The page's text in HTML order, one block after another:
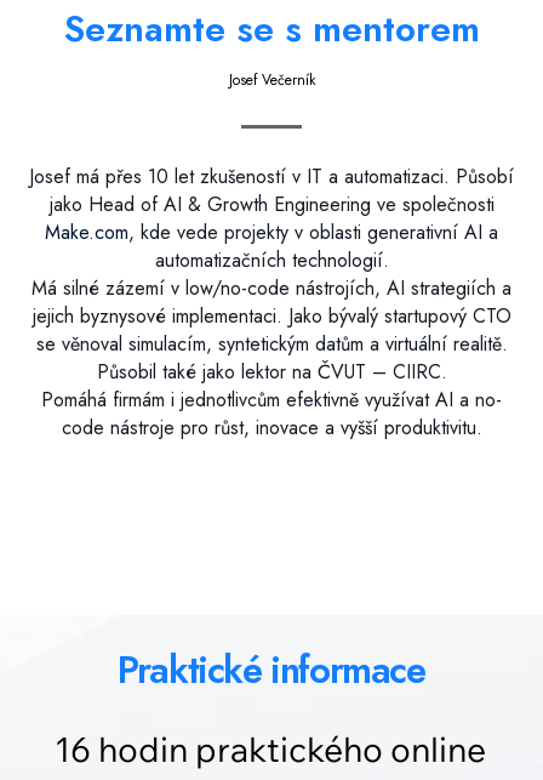
Seznamte se s mentorem
Josef Večerník
Josef má přes 10 let zkušeností v IT a automatizaci. Působí
jako Head of AI & Growth Engineering ve společnosti
Make.com, kde vede projekty v oblasti generativní AI a
automatizačních technologií.
Má silné zázemí v low/no-code nástrojích, AI strategiích a
jejich byznysové implementaci. Jako bývalý startupový CTO
se věnoval simulacím, syntetickým datům a virtuální realitě.
Působil také jako lektor na ČVUT – CIIRC.
Pomáhá firmám i jednotlivcům efektivně využívat AI a no-
code nástroje pro růst, inovace a vyšší produktivitu.